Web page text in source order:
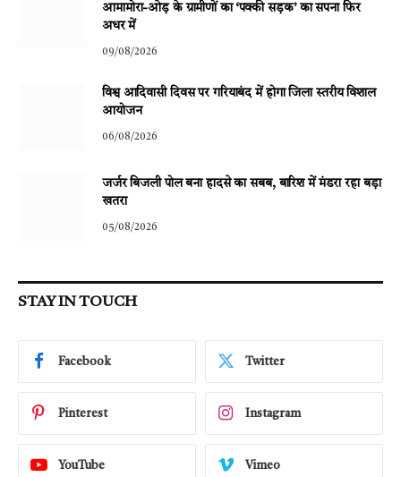
आमामोरा-ओड़ के ग्रामीणों का ‘पक्की सड़क’ का सपना फिर
अधर में
09/08/2026
विश्व आदिवासी दिवस पर गरियाबंद में होगा जिला स्तरीय विशाल
आयोजन
06/08/2026
जर्जर बिजली पोल बना हादसे का सबब, बारिश में मंडरा रहा बड़ा
खतरा
05/08/2026
STAY IN TOUCH
Facebook Twitter
Pinterest Instagram
YouTube Vimeo